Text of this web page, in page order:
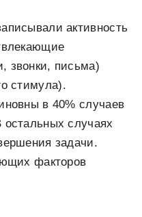
активность
письма)
стимула).
в 40% случаев
случаях
задачи.
факторов